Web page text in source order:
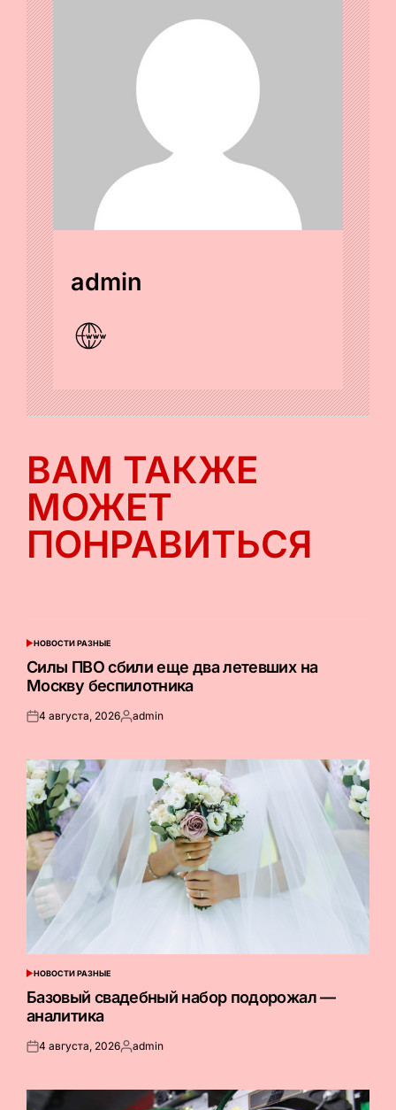
admin
ВАМ ТАКЖЕ
МОЖЕТ
ПОНРАВИТЬСЯ
ОПУБЛИКОВАНО
НОВОСТИ РАЗНЫЕ
Силы ПВО сбили еще два летевших на
Москву беспилотника
Опубликовано
4 августа, 2026Запись
admin
ОПУБЛИКОВАНО
В
НОВОСТИ РАЗНЫЕ
Базовый свадебный набор подорожал —
аналитика
Опубликовано
4 августа, 2026Запись
admin